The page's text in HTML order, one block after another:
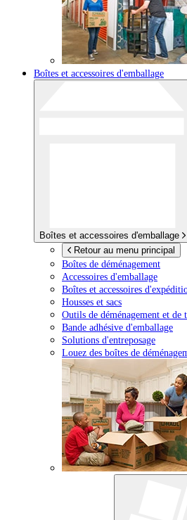
Boîtes et accessoires d'emballage
Boîtes et accessoires d'emballage
Retour au menu principal
Boîtes de déménagement
Accessoires d'emballage
Boîtes et accessoires
Housses et sacs
Outils de déménagement et de
Bande adhésive d'emballage
Solutions d'entreposage
Louez des boîtes de